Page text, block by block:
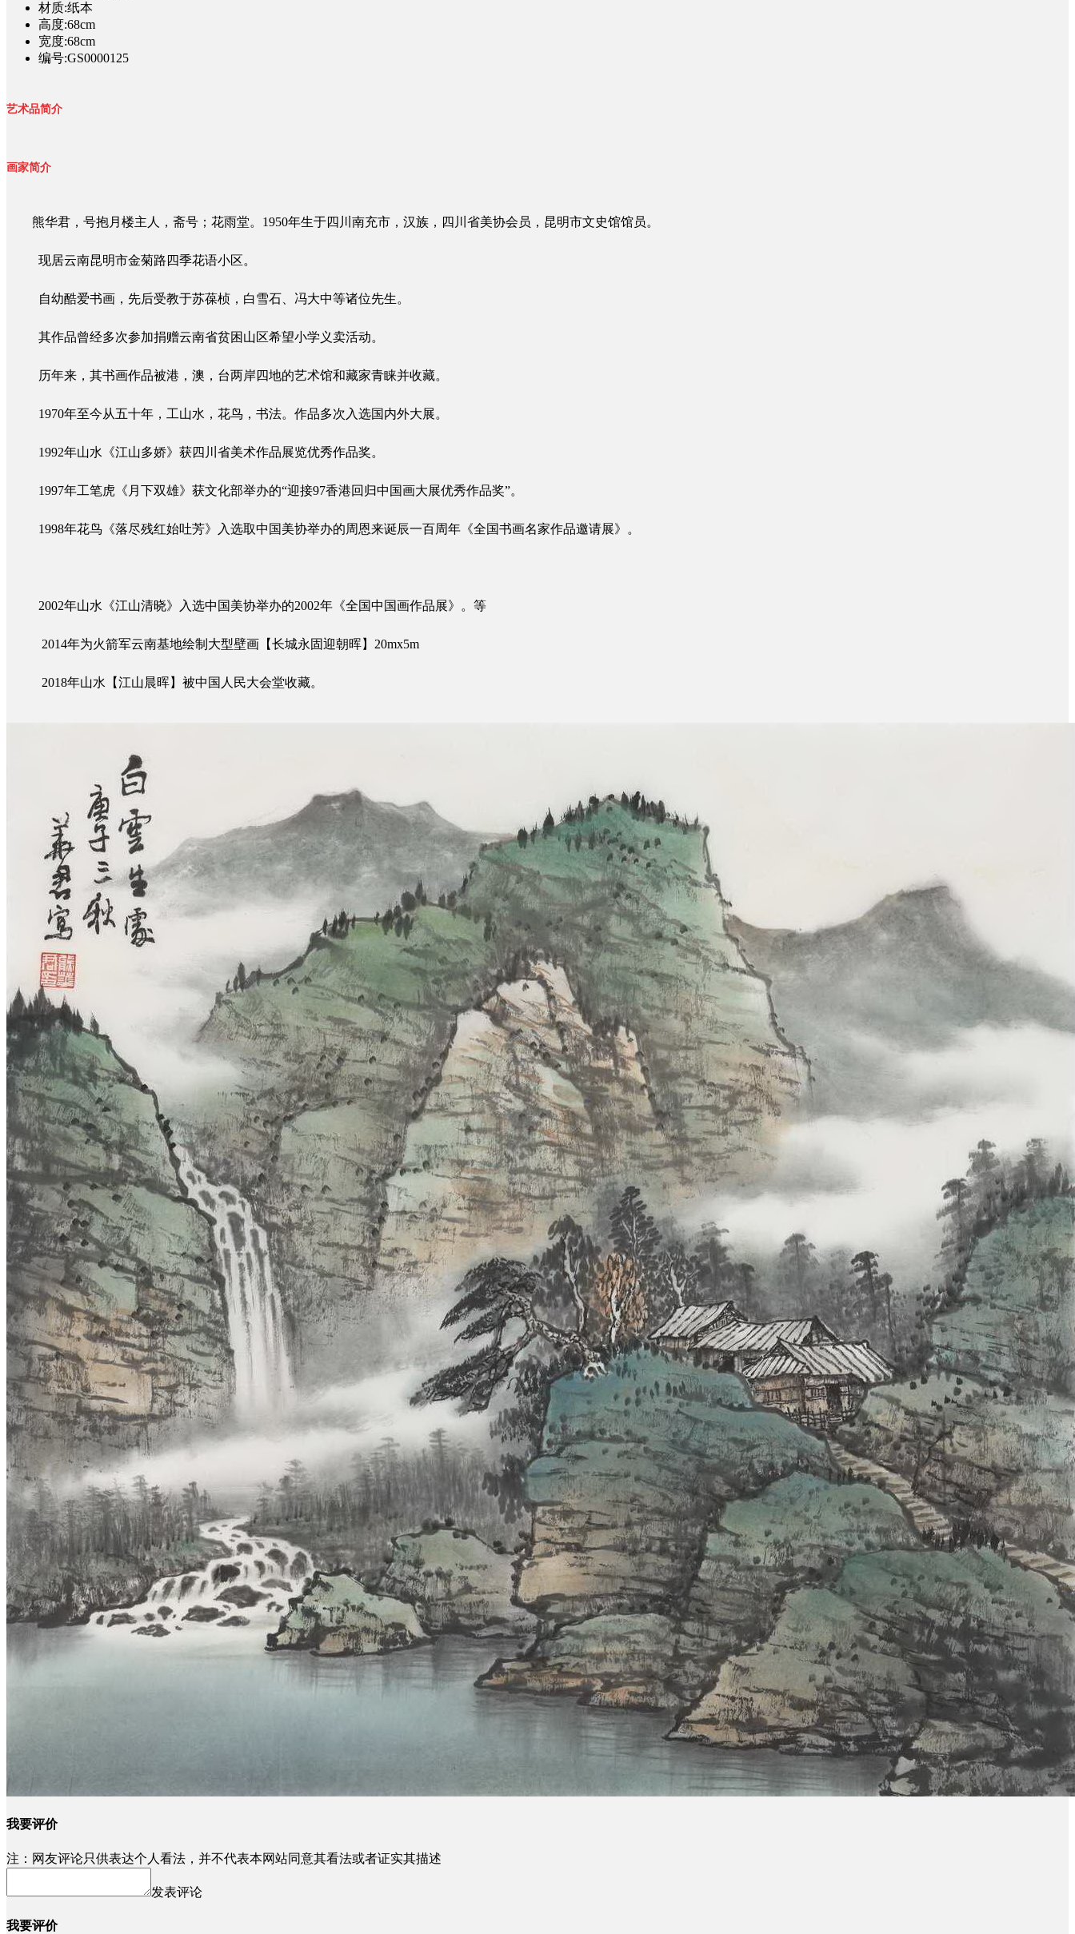
材质:纸本
高度:68cm
宽度:68cm
编号:GS0000125
艺术品简介
画家简介
熊华君，号抱月楼主人，斋号；花雨堂。 1950年生于四川南充市，汉族，四川省美协会员，昆明市文史馆馆员。
现居云南昆明市金菊路四季花语小区。
自幼酷爱书画，先后受教于苏葆桢，白雪石、冯大中等诸位先生。
其作品曾经多次参加捐赠云南省贫困山区希望小学义卖活动。
历年来，其书画作品被港，澳，台两岸四地的艺术馆和藏家青睐并收藏。
1970年至今从五十年，工山水，花鸟，书法。作品多次入选国内外大展。
1992年山水《江山多娇》获四川省美术作品展览优秀作品奖。
1997年工笔虎《月下双雄》获文化部举办的“迎接97香港回归中国画大展优秀作品奖”。
1998年花鸟《落尽残红始吐芳》入选取中国美协举办的周恩来诞辰一百周年《全国书画名家作品邀请展》。
2002年山水《江山清晓》入选中国美协举办的2002年《全国中国画作品展》。等
2014年为火箭军云南基地绘制大型壁画【长城永固迎朝晖】20mx5m
2018年山水【江山晨晖】被中国人民大会堂收藏。
我要评价
注：网友评论只供表达个人看法，并不代表本网站同意其看法或者证实其描述
发表评论
我要评价